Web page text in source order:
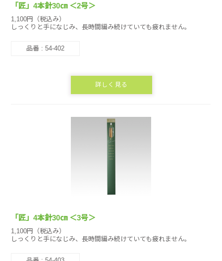
「匠」4本針30㎝ ＜2号＞
1,100円（税込み）
しっくりと手になじみ、長時間編み続けていても疲れません。
品番 : 54-402
詳しく見る
「匠」4本針30㎝ ＜3号＞
1,100円（税込み）
しっくりと手になじみ、長時間編み続けていても疲れません。